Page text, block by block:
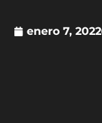
enero 7, 2022